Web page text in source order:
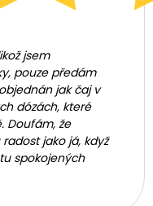
jsem
pouze předám
jak čaj v
dózách, které
Doufám, že
jako já, když
spokojených